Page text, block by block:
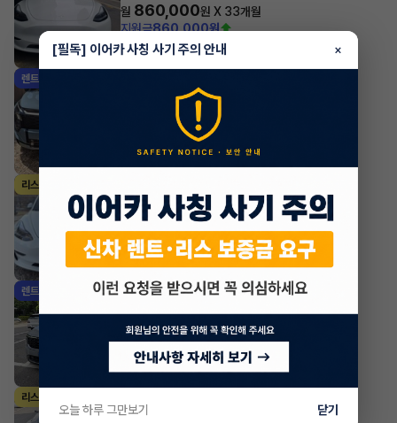
월 860,000원 X 33개월
지원금860,000원
조회 9 방금전
렌트
2WD 시그니처
726,440원 X
3,000,000원
조회 668방금전
리스
2022년 AWD Long Range
월 1,012,281원 X 0개월
조회 3,678 방금전
렌트 기아 카니발
월869,660원 X25개월
조회 20방금전
리스
2023년
[필독] 이어카 사칭 사기 주의 안내 ×
오늘 하루 그만보기 닫기